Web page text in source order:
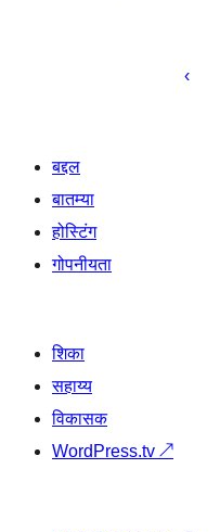
बद्दल
बातम्या
होस्टिंग
गोपनीयता
शिका
सहाय्य
विकासक
WordPress.tv ↗